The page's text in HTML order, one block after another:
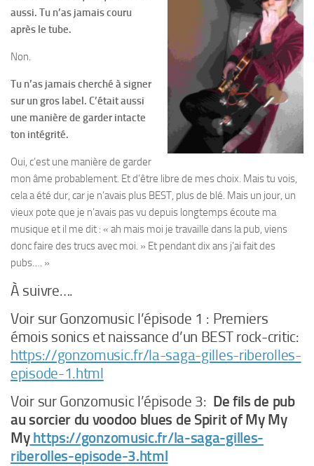
aussi. Tu n’as jamais couru
après le tube.
Non.
Tu n’as jamais cherché à signer
sur un gros label. C’était aussi
une manière de garder intacte
ton intégrité.
Oui, c’est une manière de garder
mon âme probablement. Et d’être libre de mes choix. Mais tu vois,
cela a été dur, car je n’avais plus BEST, plus de blé. Mais un jour, un
vieux pote que je n’avais pas vu depuis longtemps écoute ma
musique et il me dit : « ah mais moi je travaille dans la pub, viens
donc faire des trucs avec moi. » Et pendant dix ans j’ai fait des
pubs…. »
À suivre….
Voir sur Gonzomusic l’épisode 1 : Premiers
émois sonics et naissance d’un BEST rock-critic:
https://gonzomusic.fr/la-saga-gilles-riberolles-
episode-1.html
Voir sur Gonzomusic l’épisode 3: De fils de pub
au sorcier du voodoo blues de Spirit of My My
Myhttps://gonzomusic.fr/la-saga-gilles-
riberolles-episode-3.html